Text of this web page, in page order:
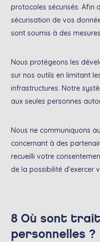
protocoles sécurisés. Afin
sécurisation de vos
sont soumis à des
Nous protégeons les
sur nos outils en limitant
infrastructures. Notre
aux seules personnes
Nous ne communiquons
concernant à des
recueilli votre
de la possibilité d’exercer
8 Où sont
personnelles ?